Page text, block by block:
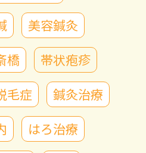
美容鍼灸
橋
帯状疱疹
毛症
鍼灸治療
はろ治療